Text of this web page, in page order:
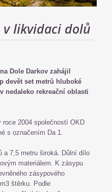
v likvidaci dolů
Dole Darkov zahájil
devět set metrů hluboké
nedaleko rekreační oblasti
2004 společností OKD
s označením Da 1.
a 7,5 metru široká. Důlní dílo
materiálem. K zásypu
zásypového
štěrku. Podle